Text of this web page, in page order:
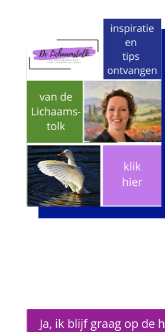
Ja, ik blijf graag op de